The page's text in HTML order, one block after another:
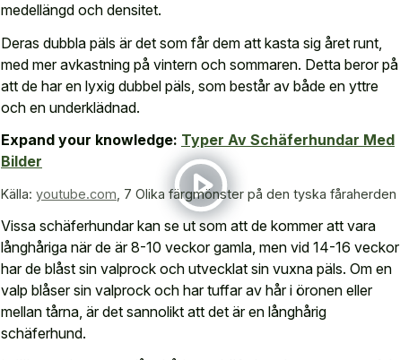
medellängd och densitet.
Deras dubbla päls är det som får dem att kasta sig året runt,
med mer avkastning på vintern och sommaren. Detta beror på
att de har en lyxig dubbel päls, som består av både en yttre
och en underklädnad.
Expand your knowledge: Typer Av Schäferhundar Med
Bilder
Källa: youtube.com 7 Olika färgmönster på den tyska fåraherden
Vissa schäferhundar kan se ut som att de kommer att vara
långhåriga när de är 8-10 veckor gamla, men vid 14-16 veckor
har de blåst sin valprock och utvecklat sin vuxna päls. Om en
valp blåser sin valprock och har tuffar av hår i öronen eller
mellan tårna, är det sannolikt att det är en långhårig
schäferhund.